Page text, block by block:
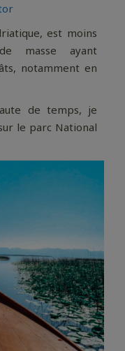
est moins
masse ayant
notamment en
de temps, je
le parc National